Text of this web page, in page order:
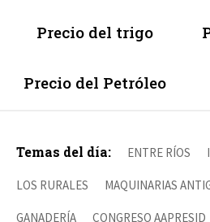
Precio del trigo
Precio del Petróleo
Temas del día: ENTRE RÍOS
LOS RURALES MAQUINARIAS
GANADERÍA CONGRESO AAPRESID